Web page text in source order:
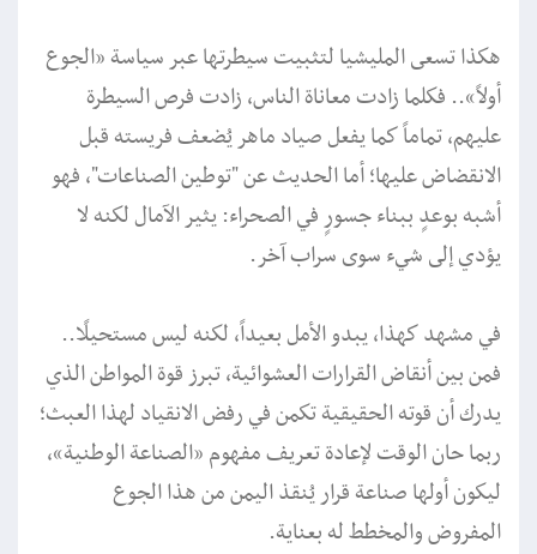
هكذا تسعى المليشيا لتثبيت سيطرتها عبر سياسة ”الجوع
أولاً“.. فكلما زادت معاناة الناس، زادت فرص السيطرة
عليهم، تماماً كما يفعل صياد ماهر يُضعف فريسته قبل
الانقضاض عليها؛ أما الحديث عن "توطين الصناعات"، فهو
أشبه بوعدٍ ببناء جسورٍ في الصحراء: يثير الآمال لكنه لا
يؤدي إلى شيء سوى سراب آخر.
في مشهد كهذا، يبدو الأمل بعيداً، لكنه ليس مستحيلًا..
فمن بين أنقاض القرارات العشوائية، تبرز قوة المواطن الذي
يدرك أن قوته الحقيقية تكمن في رفض الانقياد لهذا العبث؛
ربما حان الوقت لإعادة تعريف مفهوم ”الصناعة الوطنية“،
ليكون أولها صناعة قرار يُنقذ اليمن من هذا الجوع
المفروض والمخطط له بعناية.